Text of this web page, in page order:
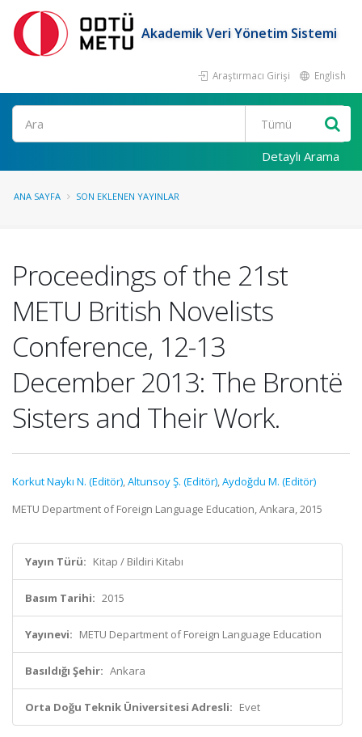
Akademik Veri Yönetim Sistemi
Araştırmacı Girişi English
Ara
Detaylı Arama
ANA SAYFA SON EKLENEN YAYINLAR
Proceedings of the 21st
METU British Novelists
Conference, 12-13
December 2013: The Brontë
Sisters and Their Work.
Korkut Naykı N. (Editör),Altunsoy Ş. (Editör),Aydoğdu M. (Editör)
METU Department of Foreign Language Education, Ankara, 2015
Yayın Türü: Kitap / Bildiri Kitabı
Basım Tarihi: 2015
Yayınevi: METU Department of Foreign Language Education
Basıldığı Şehir: Ankara
Orta Doğu Teknik Üniversitesi Adresli: Evet